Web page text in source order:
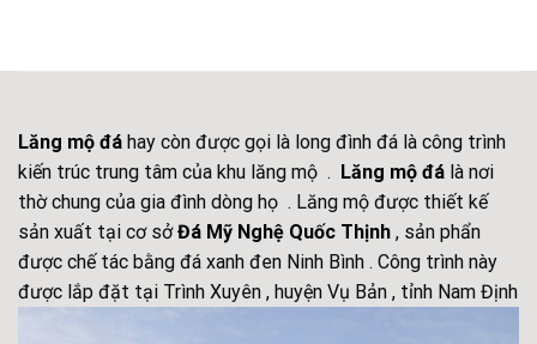
Lăng mộ đá hay còn được gọi là long đình đá là công trình
kiến trúc trung tâm của khu lăng mộ .
Lăng mộ đá là nơi
thờ chung của gia đình dòng họ . Lăng mộ được thiết kế
sản xuất tại cơ sở Đá Mỹ Nghệ Quốc Thịnh , sản phẩn
được chế tác bằng đá xanh đen Ninh Bình . Công trình này
được lắp đặt tại Trình Xuyên , huyện Vụ Bản , tỉnh Nam Định